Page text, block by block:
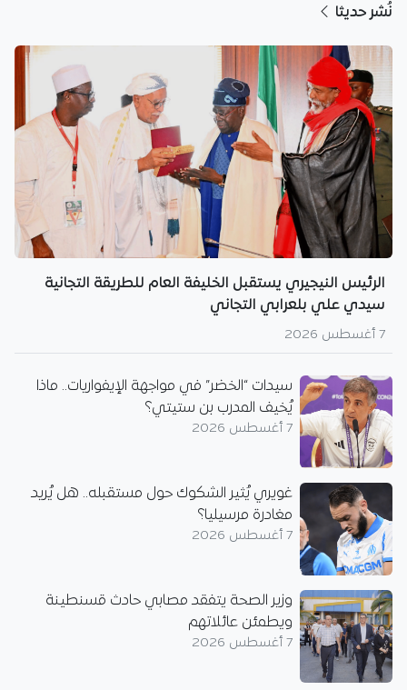
نُشر حديثا
الرئيس النيجيري يستقبل الخليفة العام للطريقة التجانية
سيدي علي بلعرابي التجاني
7 أغسطس 2026
سيدات “الخضر” في مواجهة الإيفواريات.. ماذا
يُخيف المدرب بن ستيتي؟
7 أغسطس 2026
غويري يُثير الشكوك حول مستقبله.. هل يُريد
مغادرة مرسيليا؟
7 أغسطس 2026
وزير الصحة يتفقد مصابي حادث قسنطينة
ويطمئن عائلاتهم
7 أغسطس 2026